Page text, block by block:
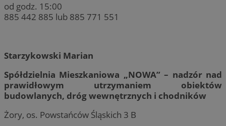
od godz. 15:00
885 442 885 lub 885 771 551
Starzykowski Marian
Spółdzielnia Mieszkaniowa „NOWA” – nadzór nad
prawidłowym utrzymaniem obiektów
budowlanych, dróg wewnętrznych i chodników
Żory, os. Powstańców Śląskich 3 B